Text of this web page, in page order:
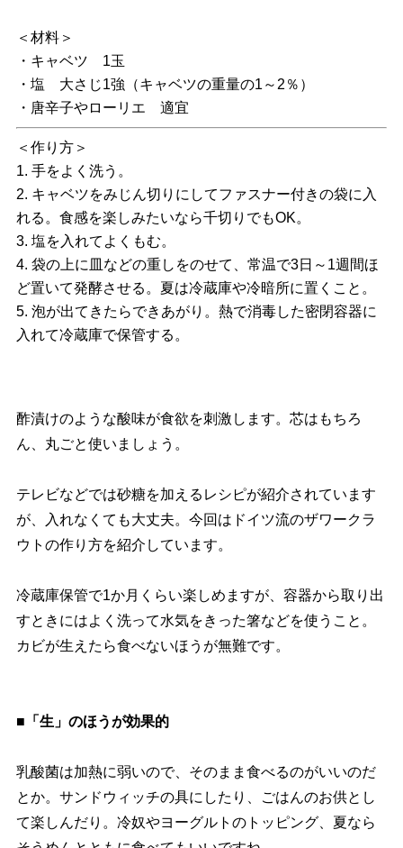
＜材料＞
・キャベツ 1玉
・塩 大さじ1強（キャベツの重量の1～2％）
・唐辛子やローリエ 適宜
＜作り方＞
1. 手をよく洗う。
2. キャベツをみじん切りにしてファスナー付きの袋に入
れる。食感を楽しみたいなら千切りでもOK。
3. 塩を入れてよくもむ。
4. 袋の上に皿などの重しをのせて、常温で3日～1週間ほ
ど置いて発酵させる。夏は冷蔵庫や冷暗所に置くこと。
5. 泡が出てきたらできあがり。熱で消毒した密閉容器に
入れて冷蔵庫で保管する。
酢漬けのような酸味が食欲を刺激します。芯はもちろ
ん、丸ごと使いましょう。
テレビなどでは砂糖を加えるレシピが紹介されています
が、入れなくても大丈夫。今回はドイツ流のザワークラ
ウトの作り方を紹介しています。
冷蔵庫保管で1か月くらい楽しめますが、容器から取り出
すときにはよく洗って水気をきった箸などを使うこと。
カビが生えたら食べないほうが無難です。
■「生」のほうが効果的
乳酸菌は加熱に弱いので、そのまま食べるのがいいのだ
とか。サンドウィッチの具にしたり、ごはんのお供とし
て楽しんだり。冷奴やヨーグルトのトッピング、夏なら